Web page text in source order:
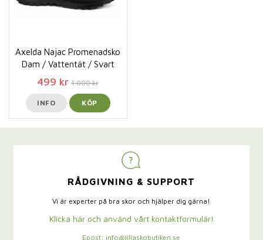
Axelda Najac Promenadsko
Dam / Vattentät / Svart
499 kr 1 000 kr
INFO KÖP
RÅDGIVNING & SUPPORT
Vi är experter på bra skor och hjälper dig gärna!
Klicka här och använd vårt kontaktformulär!
Epost: info@lillaskobutiken.se